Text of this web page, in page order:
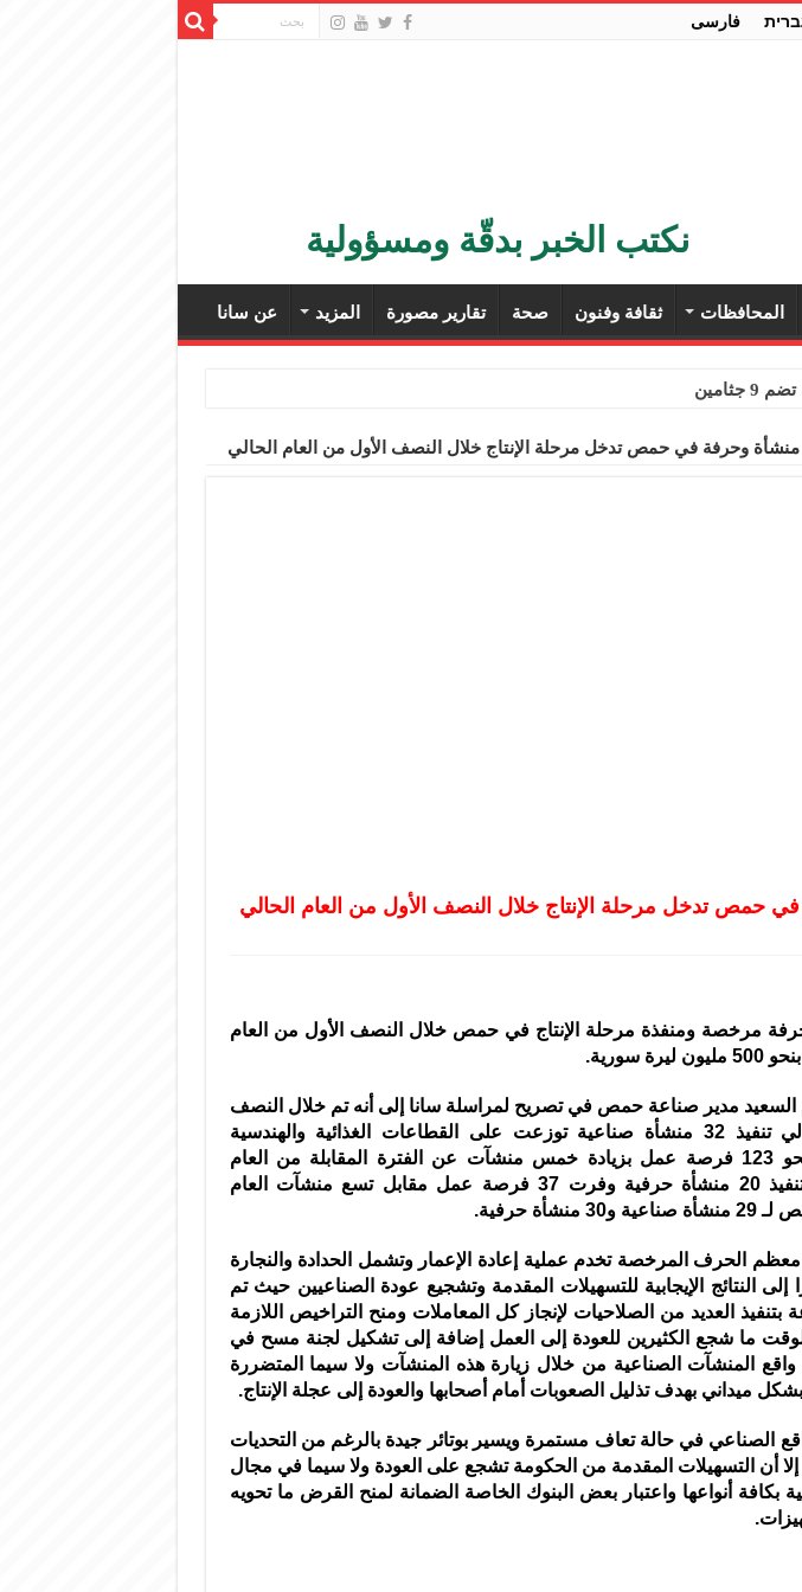
فارسی
نكتب الخبر بدقّة ومسؤولية
المحافظات ثقافة وفنون صحة تقارير مصورة المزيد عن سانا
والصناعية من الرسوم
وحرفة مرخصة ومنفذة مرحلة الإنتاج في حمص خلال النصف الأول من العام
سورية.
مدير صناعة حمص في تصريح لمراسلة سانا إلى أنه تم خلال النصف
الأول من العام الحالي تنفيذ 32 منشأة صناعية توزعت على القطاعات الغذائية والهندسية
والكيميائية ووفرت نحو 123 فرصة عمل بزيادة خمس منشآت عن الفترة المقابلة من العام
الماضي إضافة إلى تنفيذ 20 منشأة حرفية وفرت 37 فرصة عمل مقابل تسع منشآت العام
حرفية.
الحرف المرخصة تخدم عملية إعادة الإعمار وتشمل الحدادة والنجارة
النتائج الإيجابية للتسهيلات المقدمة وتشجيع عودة الصناعيين حيث تم
بتنفيذ العديد من الصلاحيات لإنجاز كل المعاملات ومنح التراخيص اللازمة
ما شجع الكثيرين للعودة إلى العمل إضافة إلى تشكيل لجنة مسح في
واقع المنشآت الصناعية من خلال زيارة هذه المنشآت ولا سيما المتضررة
ميداني بهدف تذليل الصعوبات أمام أصحابها والعودة إلى عجلة الإنتاج.
الصناعي في حالة تعاف مستمرة ويسير بوتائر جيدة بالرغم من التحديات
إلا أن التسهيلات المقدمة من الحكومة تشجع على العودة ولا سيما في مجال
بكافة أنواعها واعتبار بعض البنوك الخاصة الضمانة لمنح القرض ما تحويه